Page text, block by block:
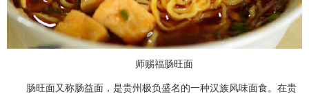
师赐福肠旺面
肠旺面又称肠益面，是贵州极负盛名的一种汉族风味面食。在贵